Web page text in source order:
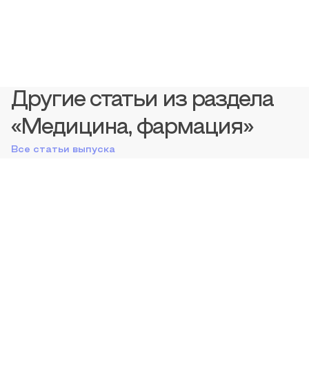
Другие статьи из раздела
«Медицина, фармация»
Все статьи выпуска